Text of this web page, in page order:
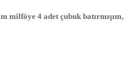
milföye 4 adet çubuk batırmışım,